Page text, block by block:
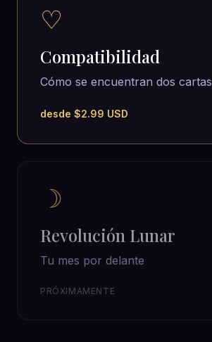
♡
Compatibilidad
Cómo se encuentran dos cartas
desde $2.99 USD
☽
Revolución Lunar
Tu mes por delante
PRÓXIMAMENTE